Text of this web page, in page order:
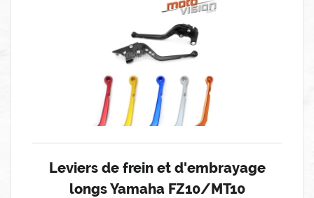
Leviers de frein et d'embrayage
longs Yamaha FZ10/MT10